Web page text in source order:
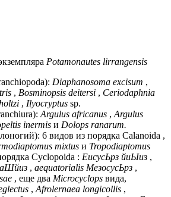
Potamonautes lirrangensis
Diaphanosoma excisum ,
, Bosminopsis deitersi , Ceriodaphnia
, Ilyocryptus sp.
Argulus africanus ,Argulus
inermis и Dolops ranarum.
6 видов из порядка Calanoida ,
mixtus и Tropodiaptomus
Cyclopoida : ЕисусЬрз йиЫиз ,
аШйиз , aequatorialis МезосусЬрз ,
, еще два Microcyclops вида,
,Afrolernaea longicollis ,